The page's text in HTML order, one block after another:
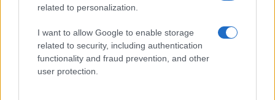
related to personalization.
I want to allow Google to enable storage
related to security, including authentication
functionality and fraud prevention, and other
user protection.